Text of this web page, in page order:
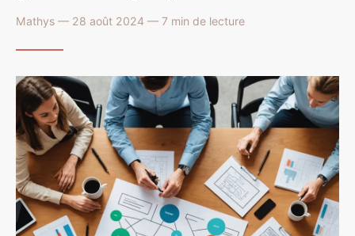
Mathys — 28 août 2024 — 7 min de lecture